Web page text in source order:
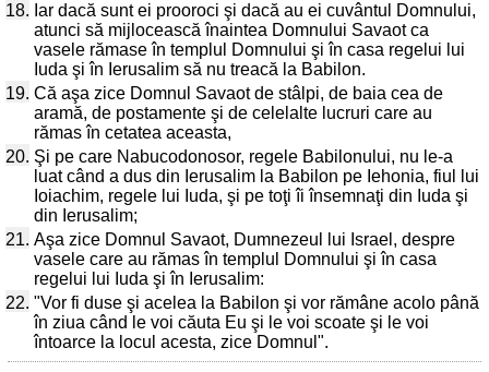
18. Iar dacă sunt ei prooroci şi dacă au ei cuvântul Domnului,
atunci să mijlocească înaintea Domnului Savaot ca
vasele rămase în templul Domnului şi în casa regelui lui
Iuda şi în Ierusalim să nu treacă la Babilon.
19. Că aşa zice Domnul Savaot de stâlpi, de baia cea de
aramă, de postamente şi de celelalte lucruri care au
rămas în cetatea aceasta,
20. Şi pe care Nabucodonosor, regele Babilonului, nu le-a
luat când a dus din Ierusalim la Babilon pe Iehonia, fiul lui
Ioiachim, regele lui Iuda, şi pe toţi îi însemnaţi din Iuda şi
din Ierusalim;
21. Aşa zice Domnul Savaot, Dumnezeul lui Israel, despre
vasele care au rămas în templul Domnului şi în casa
regelui lui Iuda şi în Ierusalim:
22. "Vor fi duse şi acelea la Babilon şi vor rămâne acolo până
în ziua când le voi căuta Eu şi le voi scoate şi le voi
întoarce la locul acesta, zice Domnul".